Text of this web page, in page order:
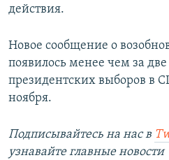
действия.
Новое сообщение о
появилось менее чем за
президентских выборов в
ноября.
Подписывайтесь на наc в
узнавайте главные новости